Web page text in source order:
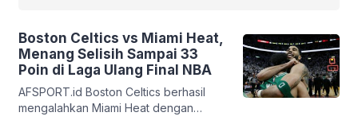
Boston Celtics vs Miami Heat,
Menang Selisih Sampai 33
Poin di Laga Ulang Final NBA
AFSPORT.id Boston Celtics berhasil
mengalahkan Miami Heat dengan